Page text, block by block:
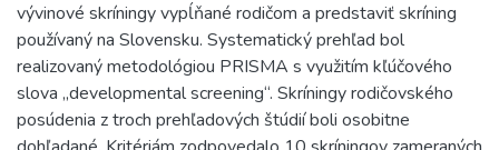
vývinové skríningy vypĺňané rodičom a predstaviť skríning
používaný na Slovensku. Systematický prehľad bol
realizovaný metodológiou PRISMA s využitím kľúčového
slova „developmental screening“. Skríningy rodičovského
posúdenia z troch prehľadových štúdií boli osobitne